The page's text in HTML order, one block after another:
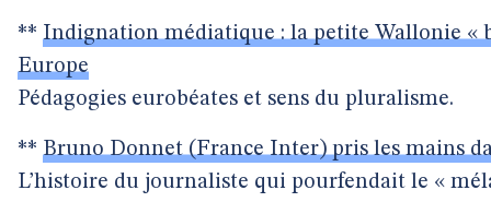
** Indignation médiatique : la petite Wallonie «
Europe
Pédagogies eurobéates et sens du pluralisme.
** Bruno Donnet (France Inter) pris les mains
L’histoire du journaliste qui pourfendait le «